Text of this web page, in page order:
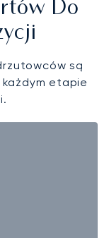
Do
są
etapie